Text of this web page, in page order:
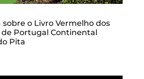
sobre o Livro Vermelho dos
Portugal Continental
Pita